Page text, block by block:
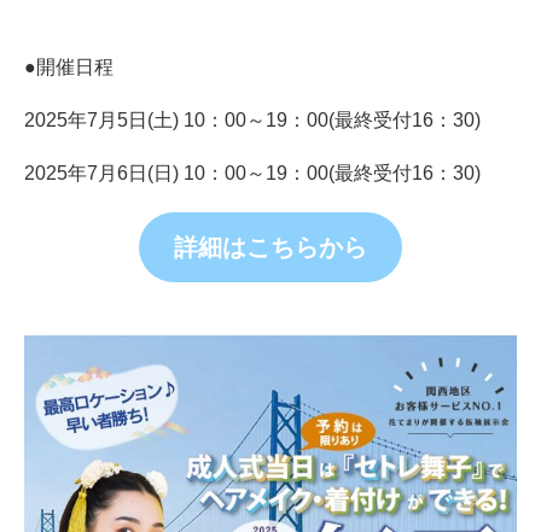
●開催日程
2025年7月5日(土) 10：00～19：00(最終受付16：30)
2025年7月6日(日) 10：00～19：00(最終受付16：30)
詳細はこちらから